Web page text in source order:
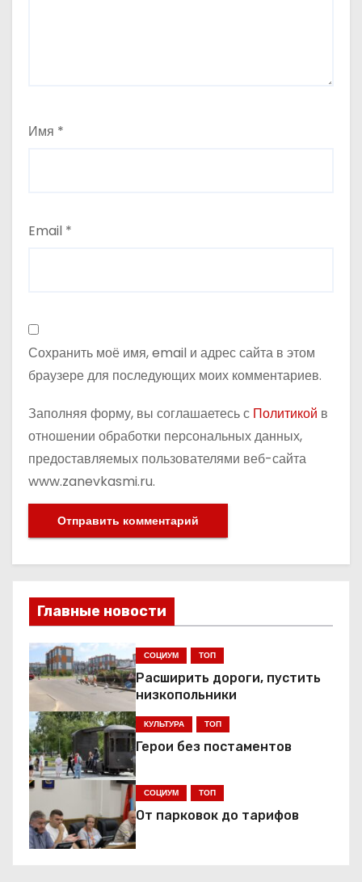
я
Имя *
Email *
Сохранить моё имя, email и адрес сайта в этом
браузере для последующих моих комментариев.
Заполняя форму, вы соглашаетесь с Политикой в
отношении обработки персональных данных,
предоставляемых пользователями веб-сайта
www.zanevkasmi.ru.
Главные новости
СОЦИУМ ТОП
Расширить дороги, пустить
низкопольники
КУЛЬТУРА ТОП
Герои без постаментов
СОЦИУМ ТОП
От парковок до тарифов